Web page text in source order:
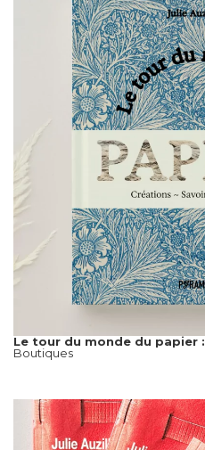
Le tour du monde du papier :
Boutiques